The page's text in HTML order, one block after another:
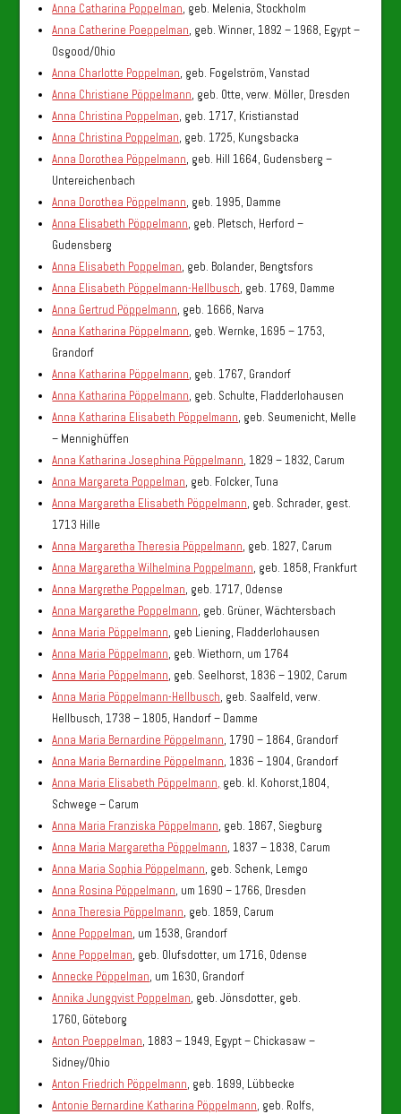
Anna Catharina Poppelman, geb. Melenia, Stockholm
Anna Catherine Poeppelman, geb. Winner, 1892 – 1968, Egypt –
Osgood/Ohio
Anna Charlotte Poppelman, geb. Fogelström, Vanstad
Anna Christiane Pöppelmann, geb. Otte, verw. Möller, Dresden
Anna Christina Poppelman, geb. 1717, Kristianstad
Anna Christina Poppelman, geb. 1725, Kungsbacka
Anna Dorothea Pöppelmann, geb. Hill 1664, Gudensberg –
Untereichenbach
Anna Dorothea Pöppelmann, geb. 1995, Damme
Anna Elisabeth Pöppelmann, geb. Pletsch, Herford –
Gudensberg
Anna Elisabeth Poppelman, geb. Bolander, Bengtsfors
Anna Elisabeth Pöppelmann-Hellbusch, geb. 1769, Damme
Anna Gertrud Pöppelmann, geb. 1666, Narva
Anna Katharina Pöppelmann, geb. Wernke, 1695 – 1753,
Grandorf
Anna Katharina Pöppelmann, geb. 1767, Grandorf
Anna Katharina Pöppelmann, geb. Schulte, Fladderlohausen
Anna Katharina Elisabeth Pöppelmann, geb. Seumenicht, Melle
– Mennighüffen
Anna Katharina Josephina Pöppelmann, 1829 – 1832, Carum
Anna Margareta Poppelman, geb. Folcker, Tuna
Anna Margaretha Elisabeth Pöppelmann, geb. Schrader, gest.
1713 Hille
Anna Margaretha Theresia Pöppelmann, geb. 1827, Carum
Anna Margaretha Wilhelmina Poppelmann, geb. 1858, Frankfurt
Anna Margrethe Poppelman, geb. 1717, Odense
Anna Margarethe Poppelmann, geb. Grüner, Wächtersbach
Anna Maria Pöppelmann, geb Liening, Fladderlohausen
Anna Maria Pöppelmann, geb. Wiethorn, um 1764
Anna Maria Pöppelmann, geb. Seelhorst, 1836 – 1902, Carum
Anna Maria Pöppelmann-Hellbusch, geb. Saalfeld, verw.
Hellbusch, 1738 – 1805, Handorf – Damme
Anna Maria Bernardine Pöppelmann, 1790 – 1864, Grandorf
Anna Maria Bernardine Pöppelmann, 1836 – 1904, Grandorf
Anna Maria Elisabeth Pöppelmann, geb. kl. Kohorst,1804,
Schwege – Carum
Anna Maria Franziska Pöppelmann, geb. 1867, Siegburg
Anna Maria Margaretha Pöppelmann, 1837 – 1838, Carum
Anna Maria Sophia Pöppelmann, geb. Schenk, Lemgo
Anna Rosina Pöppelmann, um 1690 – 1766, Dresden
Anna Theresia Pöppelmann, geb. 1859, Carum
Anne Poppelman, um 1538, Grandorf
Anne Poppelman, geb. Olufsdotter, um 1716, Odense
Annecke Pöppelman, um 1630, Grandorf
Annika Jungqvist Poppelman, geb. Jönsdotter, geb.
1760, Göteborg
Anton Poeppelman, 1883 – 1949, Egypt – Chickasaw –
Sidney/Ohio
Anton Friedrich Pöppelmann, geb. 1699, Lübbecke
Antonie Bernardine Katharina Pöppelmann, geb. Rolfs,